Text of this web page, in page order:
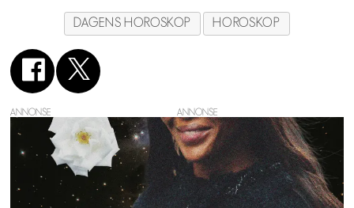
DAGENS HOROSKOP HOROSKOP
ANNONSE